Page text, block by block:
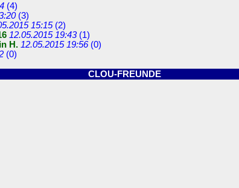
(4)
(3)
15:15(2)
12.05.2015 19:43(1)
H. 12.05.2015 19:56(0)
(0)
CLOU-FREUNDE